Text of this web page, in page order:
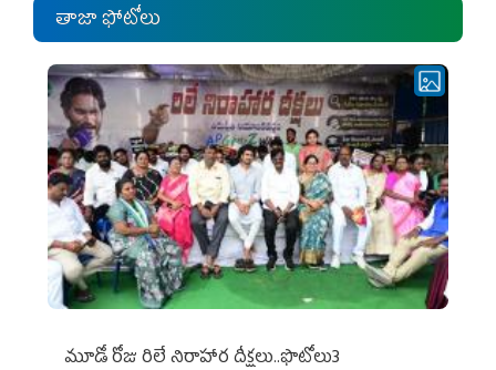
తాజా ఫోటోలు
మూడో రోజు రిలే నిరాహార దీక్షలు..ఫొటోలు3